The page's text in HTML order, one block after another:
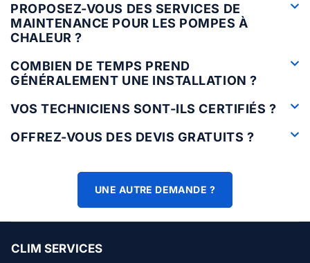
PROPOSEZ-VOUS DES SERVICES DE
MAINTENANCE POUR LES POMPES À
CHALEUR ?
COMBIEN DE TEMPS PREND
GÉNÉRALEMENT UNE INSTALLATION ?
VOS TECHNICIENS SONT-ILS CERTIFIÉS ?
OFFREZ-VOUS DES DEVIS GRATUITS ?
UNE AUTRE DEMANDE ?
CLIM SERVICES